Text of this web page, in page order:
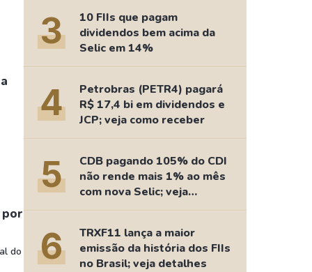
por
do
3
10 FIIs que pagam
dividendos bem acima da
Selic em 14%
4
Petrobras (PETR4) pagará
R$ 17,4 bi em dividendos e
JCP; veja como receber
5
CDB pagando 105% do CDI
não rende mais 1% ao mês
com nova Selic; veja
retorno
6
TRXF11 lança a maior
emissão da história dos FIIs
no Brasil; veja detalhes